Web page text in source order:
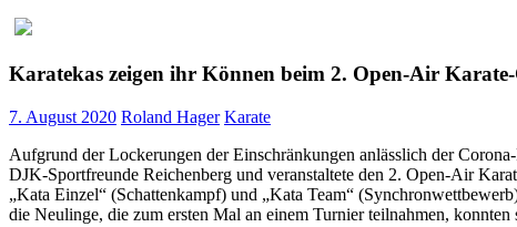
Karatekas zeigen ihr Können beim 2. Open-Air
7. August 2020 Roland Hager Karate
Aufgrund der Lockerungen der Einschränkungen anlässlich der
DJK-Sportfreunde Reichenberg und veranstaltete den 2. Open-Air
„Kata Einzel“ (Schattenkampf) und „Kata Team“
die Neulinge, die zum ersten Mal an einem Turnier teilnahmen,